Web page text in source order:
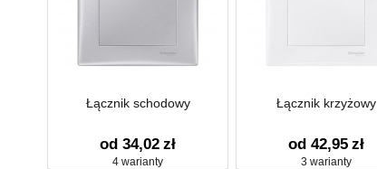
Łącznik schodowy
od 34,02 zł
4 warianty
Łącznik krzyżowy
od 42,95 zł
3 warianty